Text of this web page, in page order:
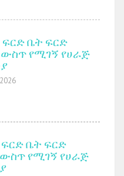
ቤት ፍርድ
የሚገኝ የሀራጅ
ቤት ፍርድ
የሚገኝ የሀራጅ